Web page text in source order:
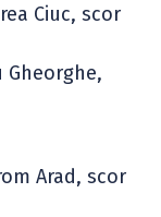
Ciuc, scor
Gheorghe,
Arad, scor